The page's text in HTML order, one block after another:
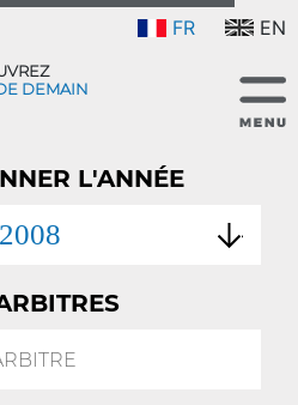
FR EN
DEMAIN
L'ANNÉE
2008